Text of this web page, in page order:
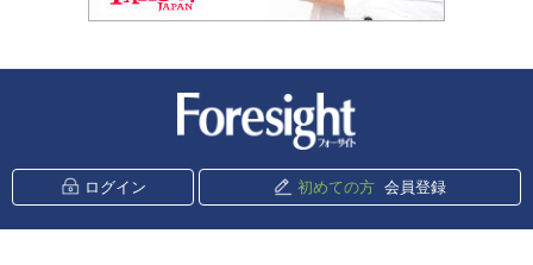
ログイン 初めての方 会員登録